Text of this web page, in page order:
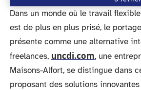
Dans un monde où le travail
est de plus en plus prisé, le
présente comme une alternative
freelances, uncdi.com, une
Maisons-Alfort, se distingue dans
proposant des solutions